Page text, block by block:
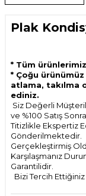
Plak
* Tüm
* Çoğu
atlama, takılma
ediniz.
Siz Değerli
ve %100 Satış
Titizlikle Ekspertiz
Gönderilmektedir.
Gerçekleştirmiş
Karşılaşmanız
Garantilidir.
Bizi Tercih